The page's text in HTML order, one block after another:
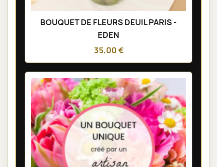
BOUQUET DE FLEURS DEUIL PARIS -
EDEN
35,00 €